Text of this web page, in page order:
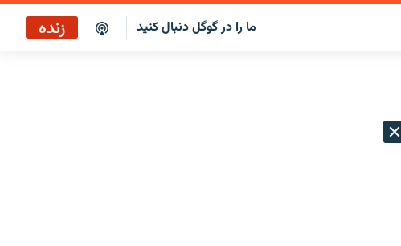
ما را در گوگل دنبال کنید زنده